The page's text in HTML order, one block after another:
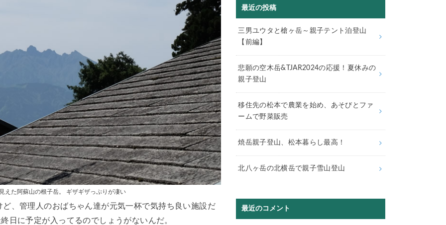
えた阿蘇山の根子岳。 ギザギザっぷりが凄い
、管理人のおばちゃん達が元気一杯で気持ち良い施設だ
日に予定が入ってるのでしょうがないんだ。
最近の投稿
三男ユウタと槍ヶ岳～親子テント泊登山
【前編】
悲願の空木岳&TJAR2024の応援！夏休みの
親子登山
移住先の松本で農業を始め、あそびとファ
ームで野菜販売
焼岳親子登山、松本暮らし最高！
北八ヶ岳の北横岳で親子雪山登山
最近のコメント